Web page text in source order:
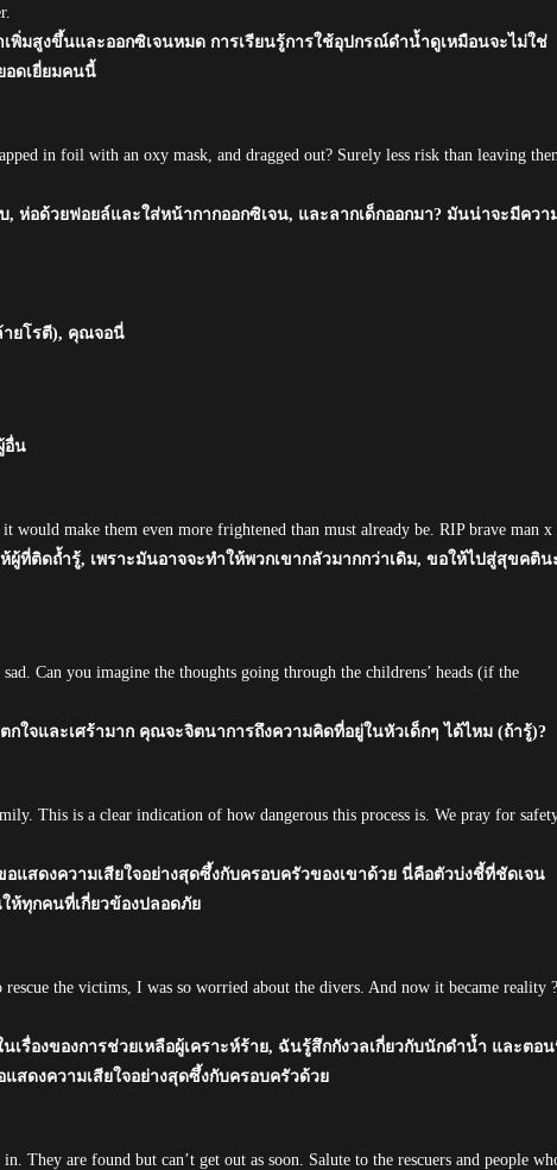
พิ่มสูงขึ้นและออกซิเจนหมด การเรียนรู้การใช้อุปกรณ์ดำน้ำดูเหมือนจะไม่ใช่
อดเยี่ยมคนนี้
in foil with an oxy mask, and dragged out? Surely less risk than leaving
ห่อด้วยฟอยล์และใส่หน้ากากออกซิเจน, และลากเด็กออกมา? มันน่าจะมีควา
ายโรตี), คุณจอนี่
อื่น
would make them even more frightened than must already be. RIP brave man x
ผู้ที่ติดถ้ำรู้, เพราะมันอาจจะทำให้พวกเขากลัวมากกว่าเดิม, ขอให้ไปสู่สุขคติน
Can you imagine the thoughts going through the childrens’ heads (if the
ใจและเศร้ามาก คุณจะจิตนาการถึงความคิดที่อยู่ในหัวเด็กๆ ได้ไหม (ถ้ารู้)?
This is a clear indication of how dangerous this process is. We pray for
สดงความเสียใจอย่างสุดซึ้งกับครอบครัวของเขาด้วย นี่คือตัวบ่งชี้ที่ชัดเจน
ห้ทุกคนที่เกี่ยวข้องปลอดภัย
the victims, I was so worried about the divers. And now it became reality
รื่องของการช่วยเหลือผู้เคราะห์ร้าย, ฉันรู้สึกกังวลเกี่ยวกับนักดำน้ำ และตอ
สดงความเสียใจอย่างสุดซึ้งกับครอบครัวด้วย
They are found but can’t get out as soon. Salute to the rescuers and people